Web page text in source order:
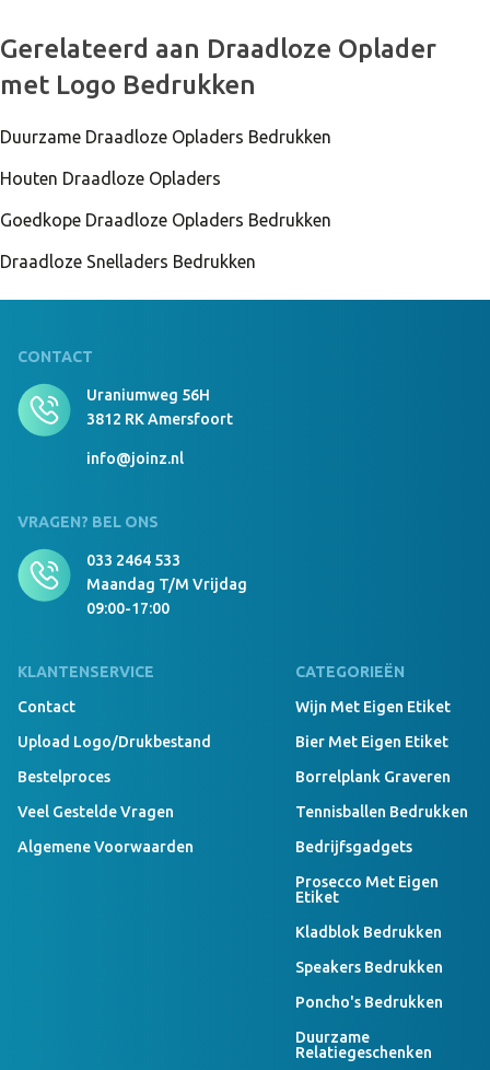
Gerelateerd aan Draadloze Oplader
met Logo Bedrukken
Duurzame Draadloze Opladers Bedrukken
Houten Draadloze Opladers
Goedkope Draadloze Opladers Bedrukken
Draadloze Snelladers Bedrukken
CONTACT
Uraniumweg 56H
3812 RK Amersfoort
info@joinz.nl
VRAGEN? BEL ONS
033 2464 533
Maandag T/m Vrijdag
09:00-17:00
KLANTENSERVICE
Contact
Upload Logo/drukbestand
Bestelproces
Veel Gestelde Vragen
Algemene Voorwaarden
CATEGORIEËN
Wijn Met Eigen Etiket
Bier Met Eigen Etiket
Borrelplank Graveren
Tennisballen Bedrukken
Bedrijfsgadgets
Prosecco Met Eigen
Etiket
Kladblok Bedrukken
Speakers Bedrukken
Poncho's Bedrukken
Duurzame
Relatiegeschenken